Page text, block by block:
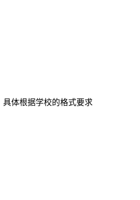
具体根据学校的格式要求